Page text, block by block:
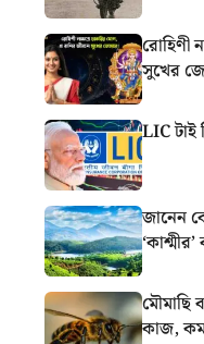
রোহিণী
সুখের
LIC টাই
জানেন
মৌমাছি
কাজ,